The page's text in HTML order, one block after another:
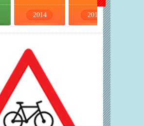
2014 2014